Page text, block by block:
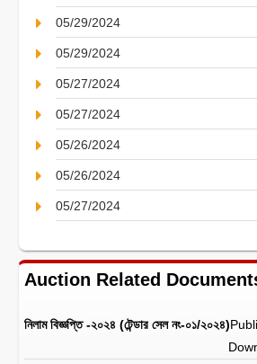
05/29/2024
05/29/2024
05/27/2024
05/27/2024
05/26/2024
05/26/2024
05/27/2024
Auction Related
নিলাম বিজ্ঞপ্তি -২০২৪ (টেন্ডার সেল নং-০১/২০২৪)